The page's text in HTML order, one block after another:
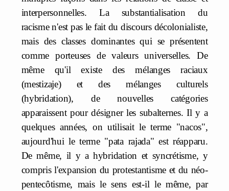
interpersonnelles. La substantialisation du
racisme n'est pas le fait du discours décolonialiste,
mais des classes dominantes qui se présentent
comme porteuses de valeurs universelles. De
même qu'il existe des mélanges raciaux
(mestizaje) et des mélanges culturels
(hybridation), de nouvelles catégories
apparaissent pour désigner les subalternes. Il y a
quelques années, on utilisait le terme "nacos",
aujourd'hui le terme "pata rajada" est réapparu.
De même, il y a hybridation et syncrétisme, y
compris l'expansion du protestantisme et du néo-
pentecôtisme, mais le sens est-il le même, par